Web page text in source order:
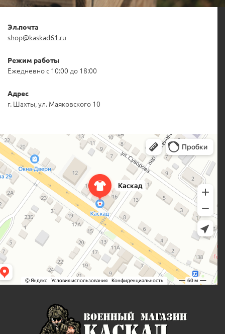
Эл.почта
shop@kaskad61.ru
Режим работы
Ежедневно с 10:00 до 18:00
Адрес
г. Шахты, ул. Маяковского 10